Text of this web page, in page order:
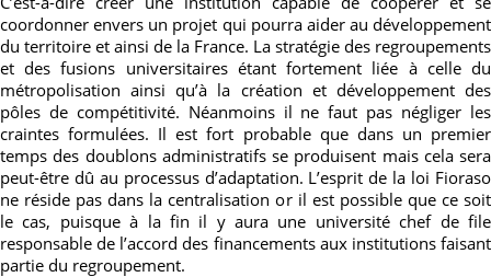
coordonner envers un projet qui pourra aider au développement
du territoire et ainsi de la France. La stratégie des regroupements
et des fusions universitaires étant fortement liée à celle du
métropolisation ainsi qu’à la création et développement des
pôles de compétitivité. Néanmoins il ne faut pas négliger les
craintes formulées. Il est fort probable que dans un premier
temps des doublons administratifs se produisent mais cela sera
peut-être dû au processus d’adaptation. L’esprit de la loi Fioraso
ne réside pas dans la centralisation or il est possible que ce soit
le cas, puisque à la fin il y aura une université chef de file
responsable de l’accord des financements aux institutions faisant
partie du regroupement.